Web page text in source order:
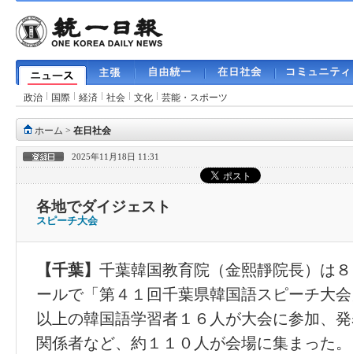
政治 国際 経済 社会 文化 芸能・スポーツ
ホーム > 在日社会
2025年11月18日 11:31
各地でダイジェスト
スピーチ大会
【千葉】 千葉韓国教育院（金熙靜院長）は
ールで「第４１回千葉県韓国語スピーチ大
以上の韓国語学習者１６人が大会に参加、
関係者など、約１１０人が会場に集まった。